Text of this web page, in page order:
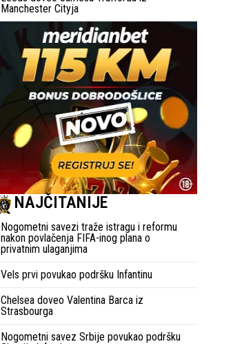
Manchester Cityja
NAJČITANIJE
Nogometni savezi traže istragu i reformu
nakon povlačenja FIFA-inog plana o
privatnim ulaganjima
Vels prvi povukao podršku Infantinu
Chelsea doveo Valentina Barca iz
Strasbourga
Nogometni savez Srbije povukao podršku